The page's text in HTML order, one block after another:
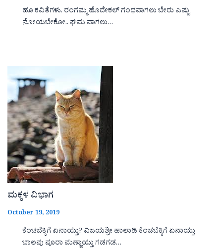
ಹೂ ಕವಿತೆಗಳು. ರಂಗಮ್ಮ ಹೊದೇಕಲ್ ಗಂಧವಾಗಲು ಬೇರು ಎಷ್ಟು
ನೋಯಬೇಕೋ.. ಘಮ ವಾಗಲು…
ಮಕ್ಕಳ ವಿಭಾಗ
October 19, 2019
ಕೆಂಚಬೆಕ್ಕಿಗೆ ಏನಾಯ್ತು? ವಿಜಯಶ್ರೀ ಹಾಲಾಡಿ ಕೆಂಚಬೆಕ್ಕಿಗೆ ಏನಾಯ್ತು
ಬಾಲವು ಪೂರಾ ಮಣ್ಣಾಯ್ತು ಗಡಗಡ…